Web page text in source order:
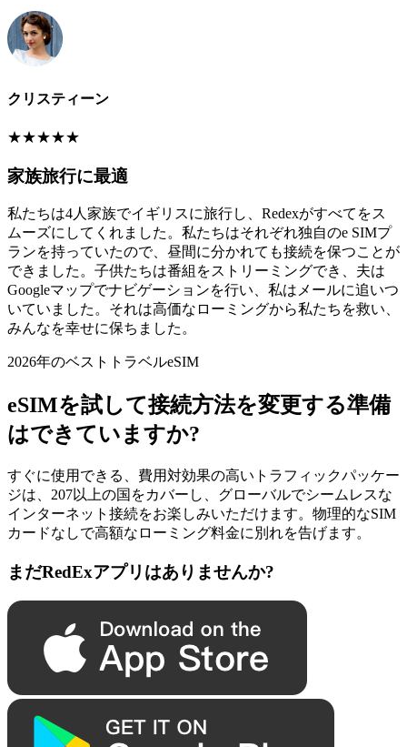
クリスティーン
★★★★★
家族旅行に最適
私たちは4人家族でイギリスに旅行し、Redexがすべてをス
ムーズにしてくれました。私たちはそれぞれ独自のe SIMプ
ランを持っていたので、昼間に分かれても接続を保つことが
できました。子供たちは番組をストリーミングでき、夫は
Googleマップでナビゲーションを行い、私はメールに追いつ
いていました。それは高価なローミングから私たちを救い、
みんなを幸せに保ちました。
2026年のベストトラベルeSIM
eSIMを試して接続方法を変更する準備
はできていますか?
すぐに使用できる、費用対効果の高いトラフィックパッケー
ジは、207以上の国をカバーし、グローバルでシームレスな
インターネット接続をお楽しみいただけます。物理的なSIM
カードなしで高額なローミング料金に別れを告げます。
まだRedExアプリはありませんか?